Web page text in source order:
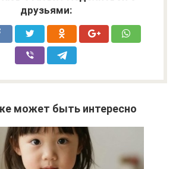
друзьями:
может быть интересно